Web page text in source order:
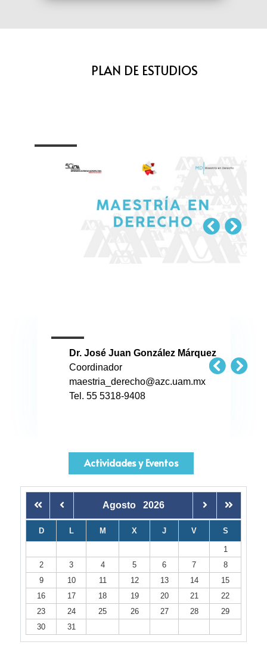
PLAN DE ESTUDIOS
Dr. José Juan González Márquez
Coordinador
maestria_derecho@azc.uam.mx
Tel. 55 5318-9408
Actividades y Eventos
Agosto 2026
D L M X J V S
1
2
3 4 5 6 7
8
9
10 11 12 13 14
15
16
17 18 19 20 21
22
23
24 25 26 27 28
29
30
31